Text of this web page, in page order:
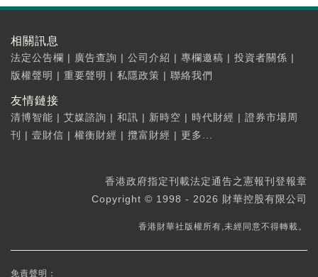
相關訊息
法定公告欄 | 廣告查詢 | 公司介紹 | 專欄邀稿 | 投資者關係 |
版權聲明 | 重要聲明 | 私隱政策 | 聯絡我們
友情鏈接
清博智能 | 艾媒諮詢 | 和訊 | 新時空 | 時代財經 | 證券市場周
刊
| 壹財信 | 權衡財經 | 攬富財經 | 更多...
香港政府指定刊載法定通告之憲報刊登報章
Copyright © 1998 - 2026 財華控股有限公司
香港財華社版權所有,未經同意不得轉載。
免責聲明：